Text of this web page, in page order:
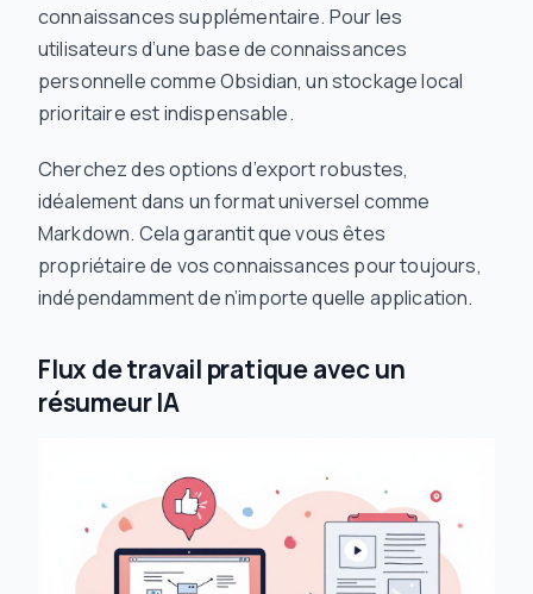
connaissances supplémentaire. Pour les
utilisateurs d’une base de connaissances
personnelle comme Obsidian, un stockage local
prioritaire est indispensable.
Cherchez des options d’export robustes,
idéalement dans un format universel comme
Markdown. Cela garantit que vous êtes
propriétaire de vos connaissances pour toujours,
indépendamment de n’importe quelle application.
Flux de travail pratique avec un
résumeur IA